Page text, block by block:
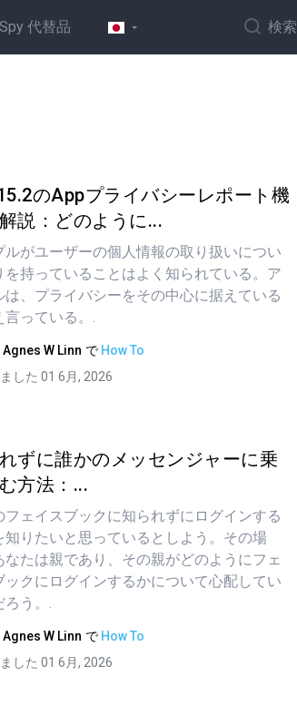
代替品 検索
有する
のAppプライバシーレポート機
説：どのように...
ルがユーザーの個人情報の取り扱いについ
を持っていることはよく知られている。ア
は、プライバシーをその中心に据えている
言っている。.
Agnes W Linn で How To
した 01 6月, 2026
有する
リンクをコピーする
ずに誰かのメッセンジャーに乗
方法：...
フェイスブックに知られずにログインする
知りたいと思っているとしよう。その場
なたは親であり、その親がどのようにフェ
ックにログインするかについて心配してい
ろう。.
Agnes W Linn で How To
した 01 6月, 2026